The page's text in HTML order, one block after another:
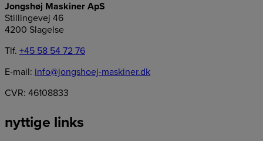
Jongshøj Maskiner ApS
Stillingevej 46
4200 Slagelse
Tlf. +45 58 54 72 76
E-mail: info@jongshoej-maskiner.dk
CVR: 46108833
nyttige links